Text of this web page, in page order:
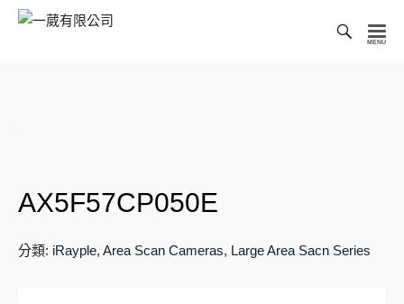
AX5F57CP050E
分類: iRayple, Area Scan Cameras, Large Area Sacn Series